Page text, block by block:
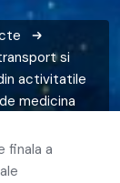
si
activitatile
medicina
finala a